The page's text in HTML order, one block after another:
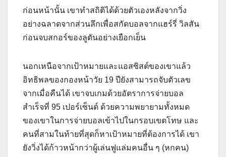
ก่อนหน้านั้น เขาทำสถิติได้ด้วยตัวเองหลังจากวิ่ง
อย่างฉลาดจากส่วนลึกเพื่อสกัดบอลจากแฮร์รี่ วิลสัน
ก่อนจบสกอร์ของลูตันอย่างเยือกเย็น
นอกเหนือจากเป้าหมายและแอสซิสต์ของเขาแล้ว
อิทธิพลของกองหน้าวัย 19 ปียังสามารถจับตัวเลข
จากเมื่อคืนได้ เขาจบเกมด้วยอัตราการจ่ายบอล
สำเร็จที่ 95 เปอร์เซ็นต์ ด้วยความพยายามทั้งหมด
ของเขาในการจ่ายบอลเข้าไปในกรอบเขตโทษ และ
คนที่สามในท้ายที่สุดก็หาเป้าหมายที่ต้องการได้ เขา
ยังวิ่งได้ก้าวหน้ากว่าผู้เล่นฟูแล่มคนอื่น ๆ (หกคน)